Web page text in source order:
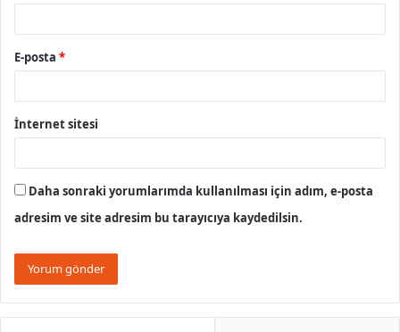
E-posta *
İnternet sitesi
Daha sonraki yorumlarımda kullanılması için adım, e-posta
adresim ve site adresim bu tarayıcıya kaydedilsin.